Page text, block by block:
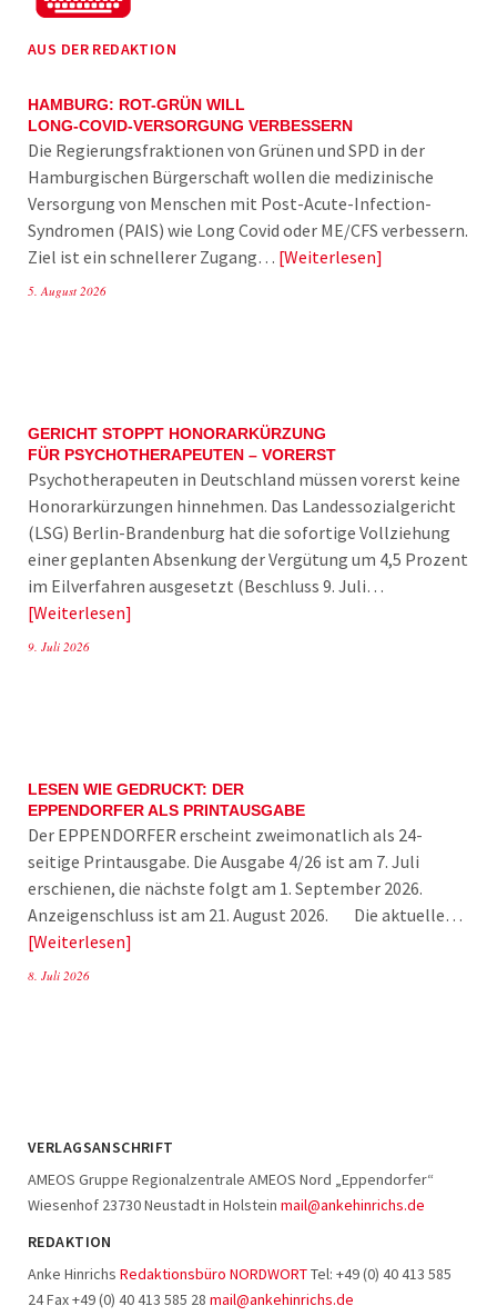
AUS DER REDAKTION
HAMBURG: ROT-GRÜN WILL
LONG-COVID-VERSORGUNG VERBESSERN
Die Regierungsfraktionen von Grünen und SPD in der
Hamburgischen Bürgerschaft wollen die medizinische
Versorgung von Menschen mit Post-Acute-Infection-
Syndromen (PAIS) wie Long Covid oder ME/CFS verbessern.
Ziel ist ein schnellerer Zugang… Weiterlesen
5. August 2026
GERICHT STOPPT HONORARKÜRZUNG
FÜR PSYCHOTHERAPEUTEN – VORERST
Psychotherapeuten in Deutschland müssen vorerst keine
Honorarkürzungen hinnehmen. Das Landessozialgericht
(LSG) Berlin-Brandenburg hat die sofortige Vollziehung
einer geplanten Absenkung der Vergütung um 4,5 Prozent
im Eilverfahren ausgesetzt (Beschluss 9. Juli…
Weiterlesen
9. Juli 2026
LESEN WIE GEDRUCKT: DER
EPPENDORFER ALS PRINTAUSGABE
Der EPPENDORFER erscheint zweimonatlich als 24-
seitige Printausgabe. Die Ausgabe 4/26 ist am 7. Juli
erschienen, die nächste folgt am 1. September 2026.
Anzeigenschluss ist am 21. August 2026. Die aktuelle…
Weiterlesen
8. Juli 2026
VERLAGSANSCHRIFT
AMEOS Gruppe Regionalzentrale AMEOS Nord „Eppendorfer“
Wiesenhof 23730 Neustadt in Holstein mail@ankehinrichs.de
REDAKTION
Anke Hinrichs Redaktionsbüro NORDWORTTel: +49 (0) 40 413 585
24 Fax +49 (0) 40 413 585 28 mail@ankehinrichs.de